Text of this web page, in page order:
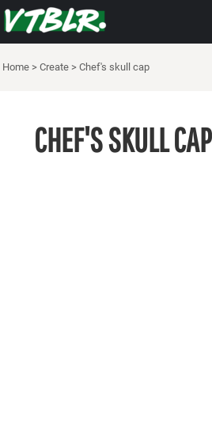
Home > Create > Chef's skull cap
CHEF'S SKULL CAP